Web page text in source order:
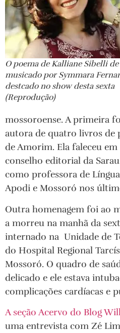
O poema de Kalliane Sibelli
musicado por Symmara
destcado no show desta sexta
(Reprodução)
mossoroense. A primeira
autora de quatro livros de
de Amorim. Ela faleceu em
conselho editorial da
como professora de
Apodi e Mossoró nos
Outra homenagem foi ao
a morreu na manhã da
internado na Unidade de
do Hospital Regional
Mossoró. O quadro de
delicado e ele estava
complicações cardíacas e
A seção Acervo do Blog
uma entrevista com Zé